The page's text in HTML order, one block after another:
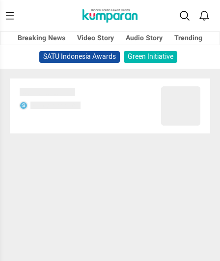
Breaking News Video Story Audio Story
Trending
SATU Indonesia Awards
Green Initiative
S